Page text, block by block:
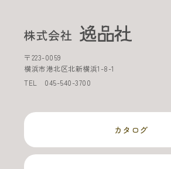
〒223-0059
横浜市港北区北新横浜1-8-1
TEL 045-540-3700
カタログ